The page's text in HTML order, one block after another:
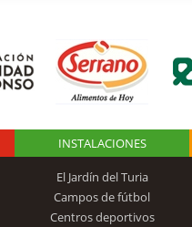
INSTALACIONES
El Jardín del Turia
Campos de fútbol
Centros deportivos